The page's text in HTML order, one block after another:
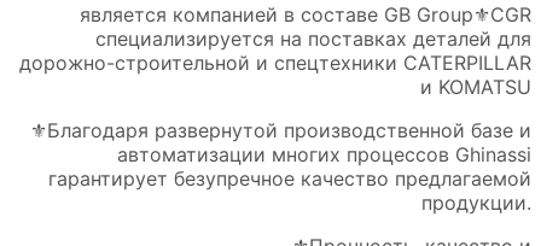
является компанией в составе GB Group⚜️CGR
специализируется на поставках деталей для
дорожно-строительной и спецтехники CATERPILLAR
и KOMATSU
⚜️Благодаря развернутой производственной базе и
автоматизации многих процессов Ghinassi
гарантирует безупречное качество предлагаемой
продукции.